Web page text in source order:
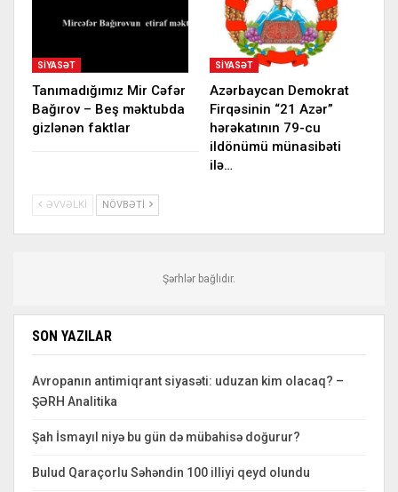
SIYASƏT
Tanımadığımız Mir Cəfər
Bağırov – Beş məktubda
gizlənən faktlar
SIYASƏT
Azərbaycan Demokrat
Firqəsinin “21 Azər”
hərəkatının 79-cu
ildönümü münasibəti
ilə…
ƏVVƏLKI NÖVBƏTI
Şərhlər bağlıdır.
SON YAZILAR
Avropanın antimiqrant siyasəti: uduzan kim olacaq? –
ŞƏRH Analitika
Şah İsmayıl niyə bu gün də mübahisə doğurur?
Bulud Qaraçorlu Səhəndin 100 illiyi qeyd olundu